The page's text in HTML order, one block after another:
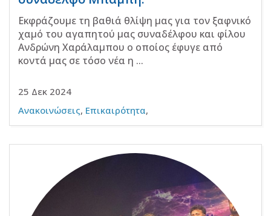
Εκφράζουμε τη βαθιά θλίψη μας για τον ξαφνικό
χαμό του αγαπητού μας συναδέλφου και φίλου
Ανδρώνη Χαράλαμπου ο οποίος έφυγε από
κοντά μας σε τόσο νέα η ...
25 Δεκ 2024
Ανακοινώσεις, Επικαιρότητα,